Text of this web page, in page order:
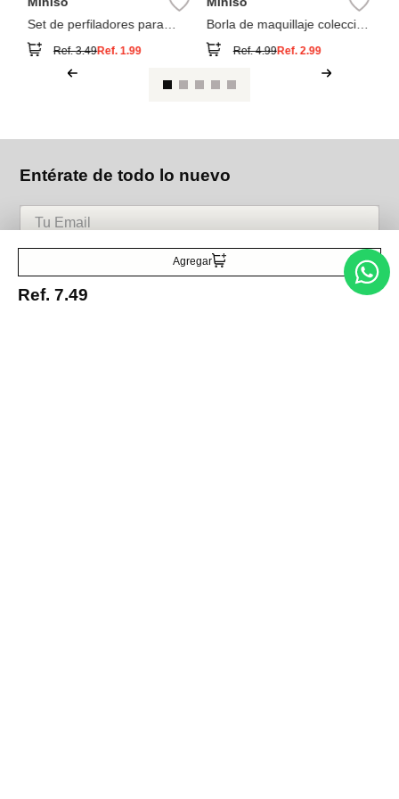
Agregar
Ref. 7.49
Set de perfiladores para
Ref.3.49Ref.1.99
Borla de maquillaje colección
Ref.4.99Ref.2.99
Entérate de todo lo nuevo
Acepto la política de tratamiento de datos personales Suscribirse